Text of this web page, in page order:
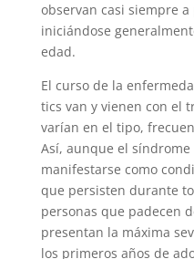
observan casi siempre
iniciándose
edad.
El curso de la
tics van y vienen con el
varían en el tipo,
Así, aunque el
manifestarse como
que persisten durante
personas que padecen
presentan la máxima
los primeros años de